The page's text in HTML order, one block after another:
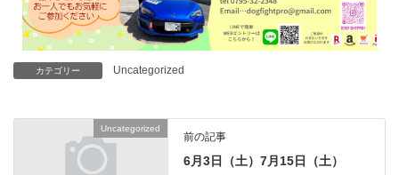
カテゴリー Uncategorized
Uncategorized
前の記事
6月3日（土）7月15日（土）